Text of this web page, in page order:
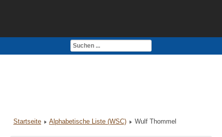
Impressum
Startseite Alphabetische Liste (WSC) Wulf Thommel